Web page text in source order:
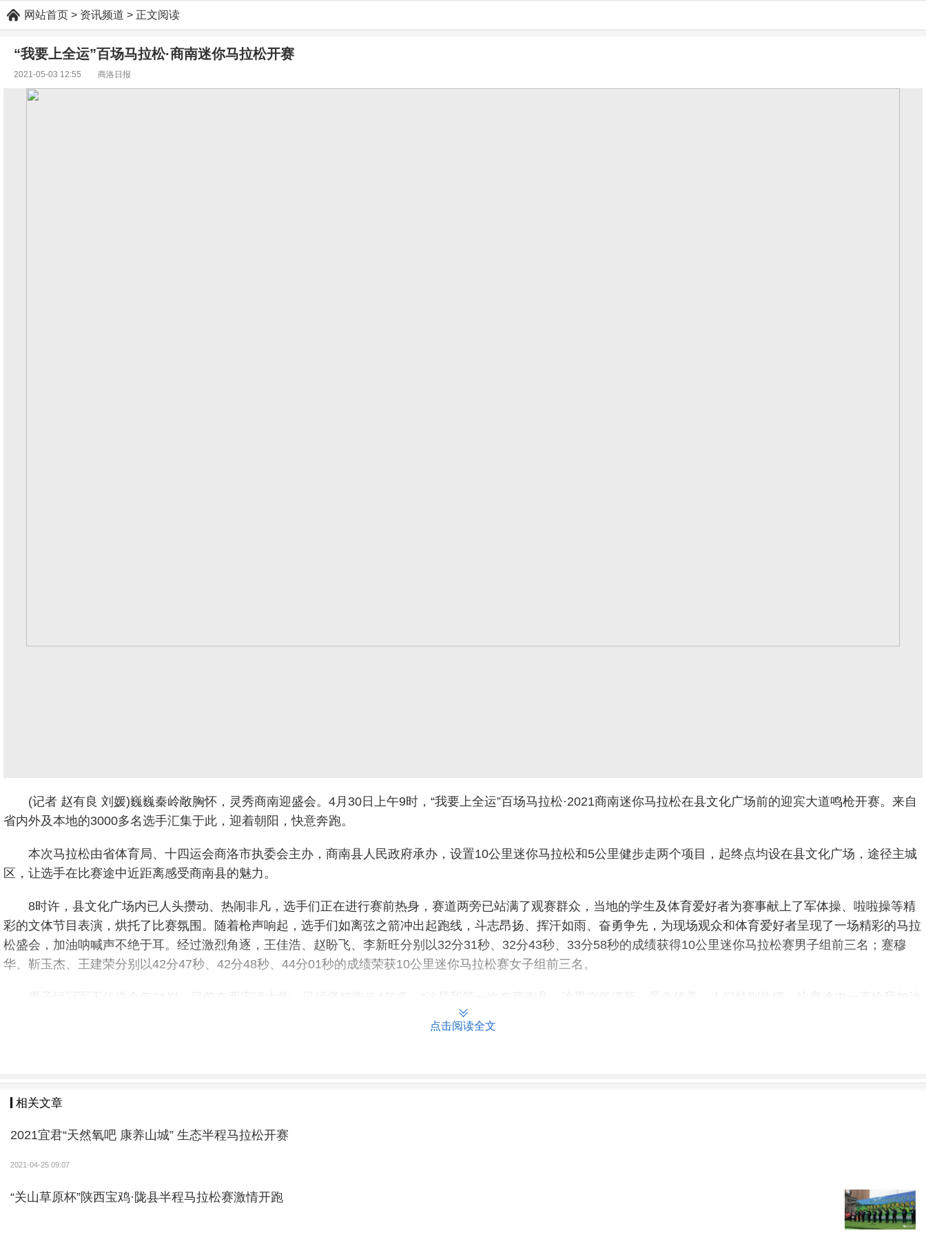
网站首页 > 资讯频道 > 正文阅读
“我要上全运”百场马拉松·商南迷你马拉松开赛
2021-05-03 12:55 商洛日报
(记者 赵有良 刘媛)巍巍秦岭敞胸怀，灵秀商南迎盛会。4月30日上午9时，“我要上全运”百场马拉松·2021商南迷你马拉松在县文化广场前的迎宾大道鸣枪开赛。来自
省内外及本地的3000多名选手汇集于此，迎着朝阳，快意奔跑。
本次马拉松由省体育局、十四运会商洛市执委会主办，商南县人民政府承办，设置10公里迷你马拉松和5公里健步走两个项目，起终点均设在县文化广场，途径主城
区，让选手在比赛途中近距离感受商南县的魅力。
8时许，县文化广场内已人头攒动、热闹非凡，选手们正在进行赛前热身，赛道两旁已站满了观赛群众，当地的学生及体育爱好者为赛事献上了军体操、啦啦操等精
彩的文体节目表演，烘托了比赛氛围。随着枪声响起，选手们如离弦之箭冲出起跑线，斗志昂扬、挥汗如雨、奋勇争先，为现场观众和体育爱好者呈现了一场精彩的马拉
松盛会，加油呐喊声不绝于耳。经过激烈角逐，王佳浩、赵盼飞、李新旺分别以32分31秒、32分43秒、33分58秒的成绩获得10公里迷你马拉松赛男子组前三名；蹇穆
华、靳玉杰、王建荣分别以42分47秒、42分48秒、44分01秒的成绩荣获10公里迷你马拉松赛女子组前三名。
点击阅读全文
相关文章
2021宜君“天然氧吧 康养山城” 生态半程马拉松开赛
2021-04-25 09:07
“关山草原杯”陕西宝鸡·陇县半程马拉松赛激情开跑